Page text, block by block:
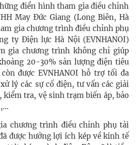
điển hình tham gia điều chỉnh
May Đức Giang (Long Biên, Hà
gia chương trình điều chỉnh phụ
ty Điện lực Hà Nội (EVNHANOI)
gia chương trình không chỉ giúp
20-30% sản lượng điện tiêu
được EVNHANOI hỗ trợ tối đa
lý các sự cố điện, tư vấn các giải
kiểm tra, vệ sinh trạm biến áp, bảo
chương trình điều chỉnh phụ tải
được hưởng lợi ích kép về kinh tế